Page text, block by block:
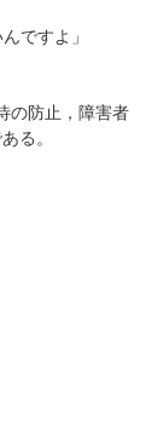
ですよ」
の防止，障害者
る。